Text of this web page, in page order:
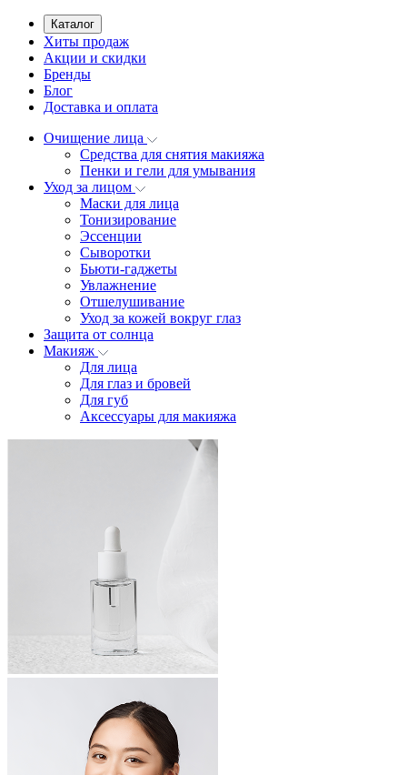
Каталог
Хиты продаж
Акции и скидки
Бренды
Блог
Доставка и оплата
Очищение лица
Средства для снятия макияжа
Пенки и гели для умывания
Уход за лицом
Маски для лица
Тонизирование
Эссенции
Сыворотки
Бьюти-гаджеты
Увлажнение
Отшелушивание
Уход за кожей вокруг глаз
Защита от солнца
Макияж
Для лица
Для глаз и бровей
Для губ
Аксессуары для макияжа